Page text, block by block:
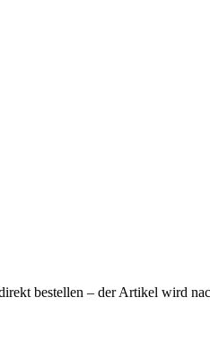
bestellen – der Artikel wird